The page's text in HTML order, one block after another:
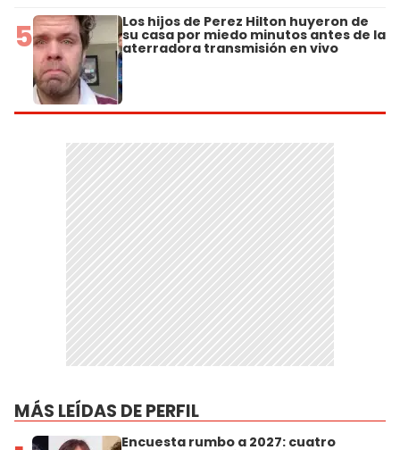
5 Los hijos de Perez Hilton huyeron de
su casa por miedo minutos antes de la
aterradora transmisión en vivo
MÁS LEÍDAS DE PERFIL
Encuesta rumbo a 2027: cuatro